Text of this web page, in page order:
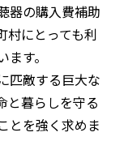
器の購入費補助
村にとっても利
す。
匹敵する巨大な
と暮らしを守る
とを強く求めま